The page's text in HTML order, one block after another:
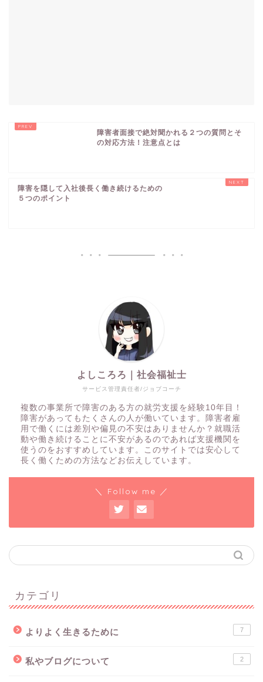
障害者面接で絶対聞かれる２つの質問とそ
の対応方法！注意点とは
障害を隠して入社後長く働き続けるための
５つのポイント
サービス管理責任者/ジョブコーチ
よしころろ｜社会福祉士
複数の事業所で障害のある方の就労支援を経験10年目！
障害があってもたくさんの人が働いています。障害者雇
用で働くには差別や偏見の不安はありませんか？就職活
動や働き続けることに不安があるのであれば支援機関を
使うのをおすすめしています。このサイトでは安心して
長く働くための方法などお伝えしています。
＼ Follow me ／
カテゴリ
よりよく生きるために 7
私やブログについて 2